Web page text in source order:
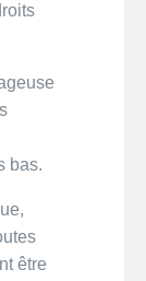
bas.
être